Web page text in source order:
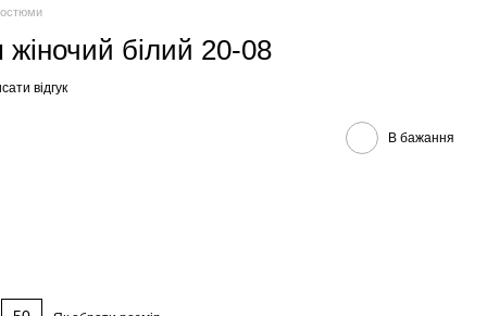
білий 20-08
відгук
В бажання